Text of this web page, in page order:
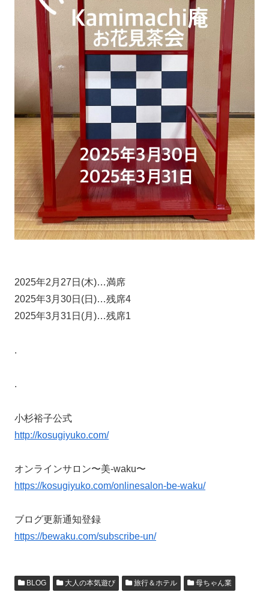
2025年2月27日(木)…満席
2025年3月30日(日)…残席4
2025年3月31日(月)…残席1
.
.
小杉裕子公式
http://kosugiyuko.com/
オンラインサロン〜美-waku〜
https://kosugiyuko.com/onlinesalon-be-waku/
ブログ更新通知登録
https://bewaku.com/subscribe-un/
BLOG 大人の本気遊び 旅行＆ホテル 母ちゃん業